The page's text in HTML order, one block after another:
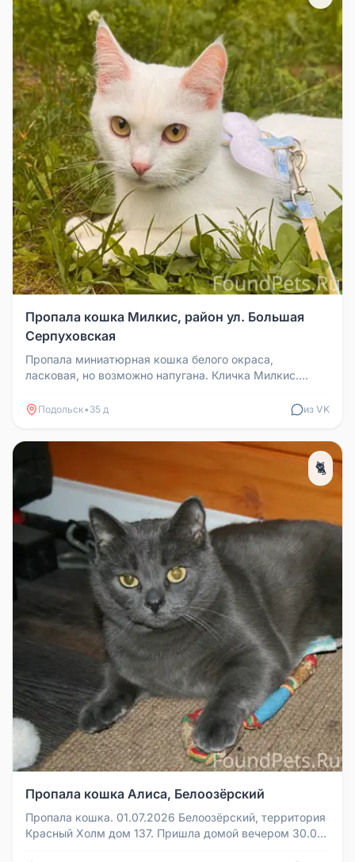
Пропала кошка Милкис, район ул. Большая
Серпуховская
Пропала миниатюрная кошка белого окраса,
ласковая, но возможно напугана. Кличка Милкис.
Подольск• 35 д из VK
🐈
Пропала кошка Алиса, Белоозёрский
Пропала кошка. 01.07.2026 Белоозёрский, территория
Красный Холм дом 137. Пришла домой вечером 30.06